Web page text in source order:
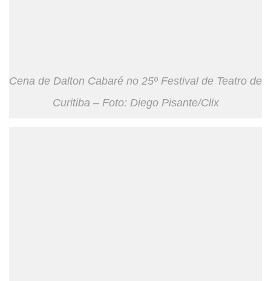
Cena de Dalton Cabaré no 25º Festival de Teatro de
Curitiba – Foto: Diego Pisante/Clix